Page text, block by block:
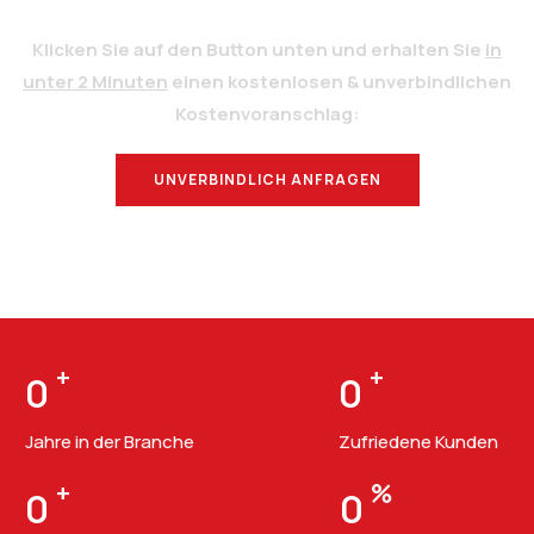
Klicken Sie auf den Button unten und erhalten Sie in
unter 2 Minuten einen kostenlosen & unverbindlichen
Kostenvoranschlag:
UNVERBINDLICH ANFRAGEN
0 +
Jahre in der Branche
0 +
Zufriedene Kunden
0 + 0 %